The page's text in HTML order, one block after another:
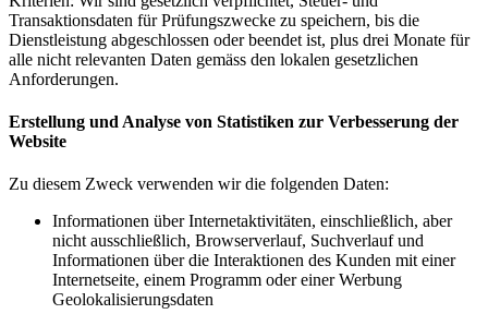
Transaktionsdaten für Prüfungszwecke zu speichern, bis die
Dienstleistung abgeschlossen oder beendet ist, plus drei Monate für
alle nicht relevanten Daten gemäss den lokalen gesetzlichen
Anforderungen.
Erstellung und Analyse von Statistiken zur Verbesserung der
Website
Zu diesem Zweck verwenden wir die folgenden Daten:
Informationen über Internetaktivitäten, einschließlich, aber
nicht ausschließlich, Browserverlauf, Suchverlauf und
Informationen über die Interaktionen des Kunden mit einer
Internetseite, einem Programm oder einer Werbung
Geolokalisierungsdaten